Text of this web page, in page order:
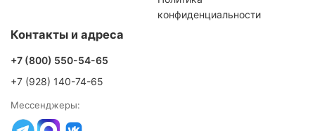
конфиденциальности
Контакты и адреса
+7 (800) 550-54-65
+7 (928) 140-74-65
Мессенджеры: